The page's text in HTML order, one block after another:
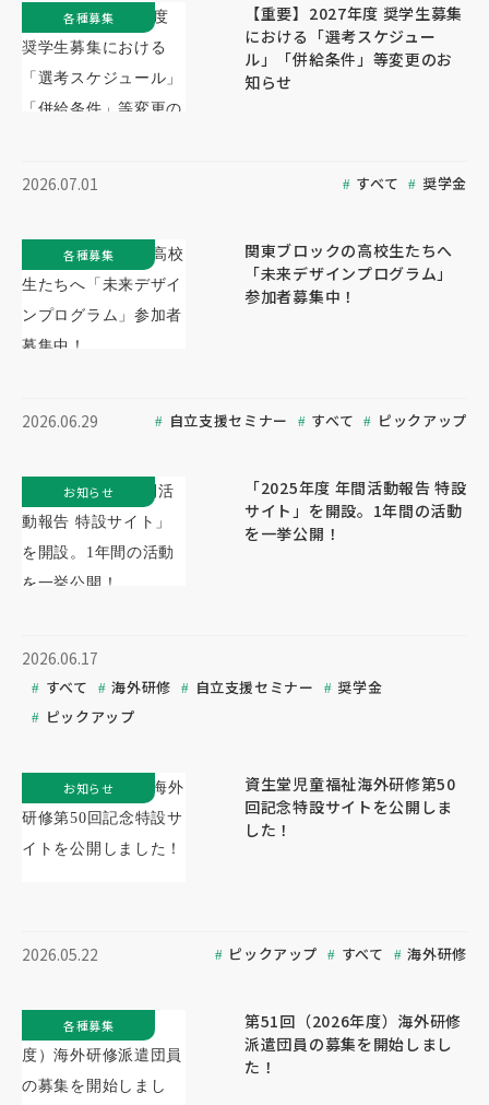
【重要】2027年度 奨学生募集
における「選考スケジュー
ル」「併給条件」等変更のお
知らせ
2026.07.01 すべて 奨学金
各種募集
関東ブロックの高校生たちへ
「未来デザインプログラム」
参加者募集中！
2026.06.29 自立支援セミナー すべて ピックアップ
各種募集
「2025年度 年間活動報告 特設
サイト」を開設。1年間の活動
を一挙公開！
2026.06.17
すべて 海外研修 自立支援セミナー
奨学金
ピックアップ
お知らせ
資生堂児童福祉海外研修第50
回記念特設サイトを公開しま
した！
2026.05.22 ピックアップ すべて 海外研修
お知らせ
第51回（2026年度）海外研修
派遣団員の募集を開始しまし
た！
各種募集